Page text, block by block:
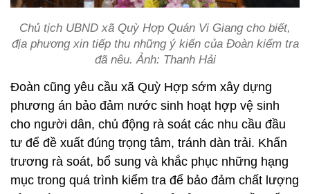
Chủ tịch UBND xã Quỳ Hợp Quán Vi Giang cho biết,
địa phương xin tiếp thu những ý kiến của Đoàn kiểm tra
đã nêu. Ảnh: Thanh Hải
Đoàn cũng yêu cầu xã Quỳ Hợp sớm xây dựng
phương án bảo đảm nước sinh hoạt hợp vệ sinh
cho người dân, chủ động rà soát các nhu cầu đầu
tư để đề xuất đúng trọng tâm, tránh dàn trải. Khẩn
trương rà soát, bổ sung và khắc phục những hạng
mục trong quá trình kiểm tra để bảo đảm chất lượng